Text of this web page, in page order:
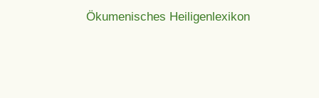
Ökumenisches Heiligenlexikon